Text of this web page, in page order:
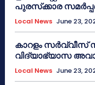
പുരസ്‌ക്കാര
Local News June 23,
കാറളം
വിദ്യാഭ്യാസ
Local News June 23,